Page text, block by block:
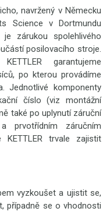
navržený v Německu
Science v Dortmundu
zárukou spolehlivého
posilovacího stroje.
garantujeme
po kterou provádíme
Jednotlivé komponenty
číslo (viz montážní
také po uplynutí záruční
prvotřídním záručním
trvale zajistit
vyzkoušet a ujistit se,
případně se o vhodnosti